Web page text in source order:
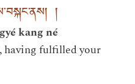
།
kang né
having fulfilled your